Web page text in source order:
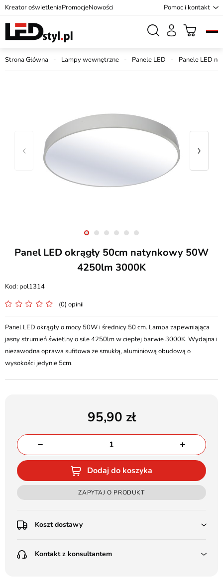
Kreator oświetleniaPromocjeNowości Pomoc i kontakt
Strona Główna Lampy wewnętrzne Panele LED Panele LED
Panel LED okrągły 50cm natynkowy 50W
4250lm 3000K
pol1314
(0) opinii
Panel LED okrągły o mocy 50W i średnicy 50 cm. Lampa zapewniająca
jasny strumień świetlny o sile 4250lm w ciepłej barwie 3000K. Wydajna i
niezawodna oprawa sufitowa ze smukłą, aluminiową obudową o
wysokości jedynie 5cm.
95,90
Dodaj do koszyka
ZAPYTAJ O PRODUKT
Koszt dostawy
Poczta Polska Kurier 48H - 11 zł
Kontakt z konsultantem